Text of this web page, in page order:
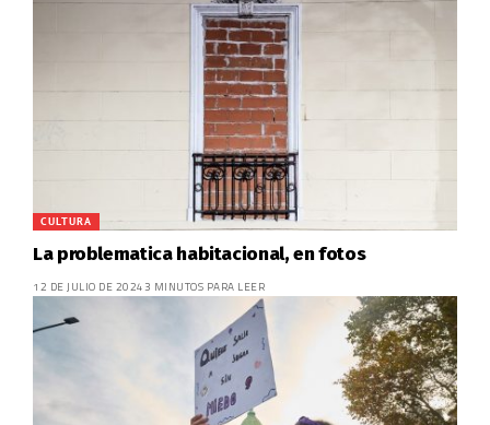
CULTURA
La problematica habitacional, en fotos
12 DE JULIO DE 2024 3 MINUTOS PARA LEER